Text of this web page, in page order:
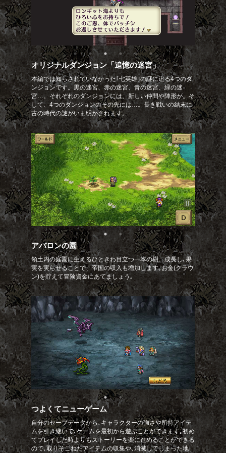
オリジナルダンジョン「追憶の迷宮」
本編では知らされていなかった｢七英雄｣の謎に迫る4つのダ
ンジョンです。黒の迷宮、赤の迷宮、青の迷宮、緑の迷
宮…。それぞれのダンジョンには、新しい仲間や陣形が。そ
して、4つのダンジョンのその先には…。長き戦いの結末に
古の時代の謎がいま明かされます。
アバロンの園
領土内の庭園に生えるひときわ目立つ一本の樹。成長し､果
実を実らせることで、帝国の収入も増加します｡お金(クラウ
ン)を貯えて冒険資金にあてましょう｡
つよくてニューゲーム
自分のセーブデータから､キャラクターの強さや所持アイテ
ムを引き継いで､ゲームを最初から遊ぶことができます｡初め
てプレイした時よりもストーリーを楽に進めることができる
ので､取りそこねたアイテムの収集や､消滅してしまった地